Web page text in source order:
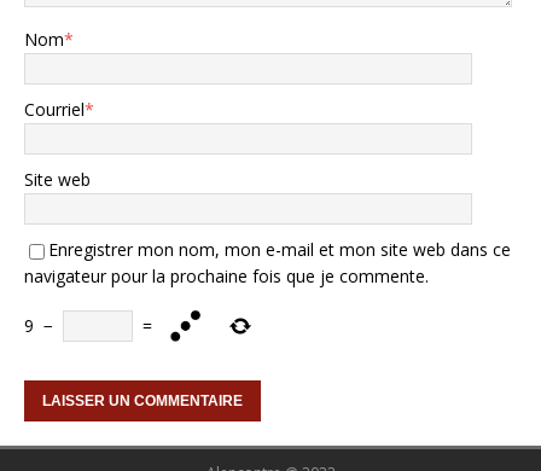
Nom*
Courriel*
Site web
Enregistrer mon nom, mon e-mail et mon site web dans ce
navigateur pour la prochaine fois que je commente.
9 − =